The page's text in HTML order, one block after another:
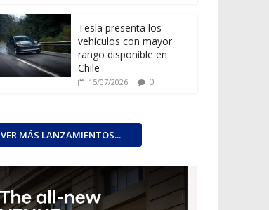
Tesla presenta los
vehículos con mayor
rango disponible en
Chile
15/07/2026 0
VER MÁS LANZAMIENTOS...